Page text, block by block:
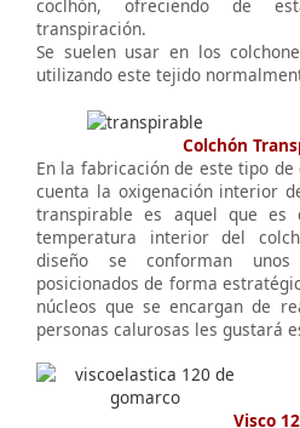
coclhón, ofreciendo de
transpiración.
Se suelen usar en los
utilizando este tejido
Colchón
En la fabricación de este tipo
cuenta la oxigenación interior
transpirable es aquel que es
temperatura interior del
diseño se conforman
posicionados de forma
núcleos que se encargan de
personas calurosas les gustará
Visco